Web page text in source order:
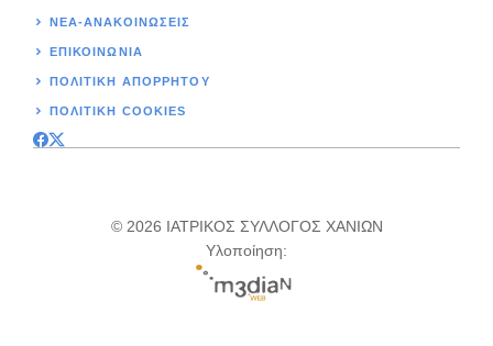
ΝΕΑ-ΑΝΑΚΟΙΝΩΣΕΙΣ
ΕΠΙΚΟΙΝΩΝΊΑ
ΠΟΛΙΤΙΚΉ ΑΠΟΡΡΗΤΟΥ
ΠΟΛΙΤΙΚΗ COOKIES
© 2026 ΙΑΤΡΙΚΟΣ ΣΥΛΛΟΓΟΣ ΧΑΝΙΩΝ
Υλοποίηση: